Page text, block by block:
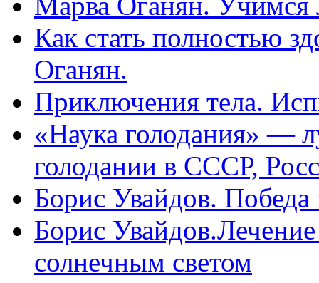
Как стать полностью
Оганян.
Приключения тела.
«Наука голодания» —
голодании в СССР,
Борис Увайдов.
Борис
солнечным светом